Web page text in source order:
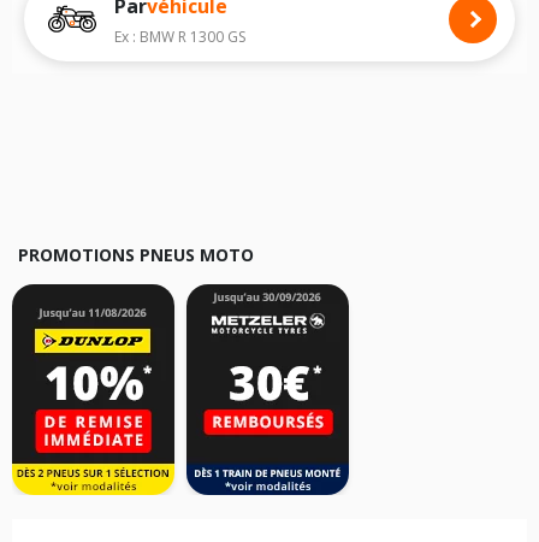
Nous recommandons de toujours monter des pneus moto avec les
dimensions homologuées par le constructeur.
Pour cela, veuillez sélectionner le modèle de votre motoINDIAN Spirit
Parvéhicule
Ex : BMW R 1300 GS
PROMOTIONS PNEUS MOTO